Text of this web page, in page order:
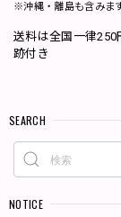
※沖縄・離島も含みま
送料は全国一律
跡付き
SEARCH
NOTICE